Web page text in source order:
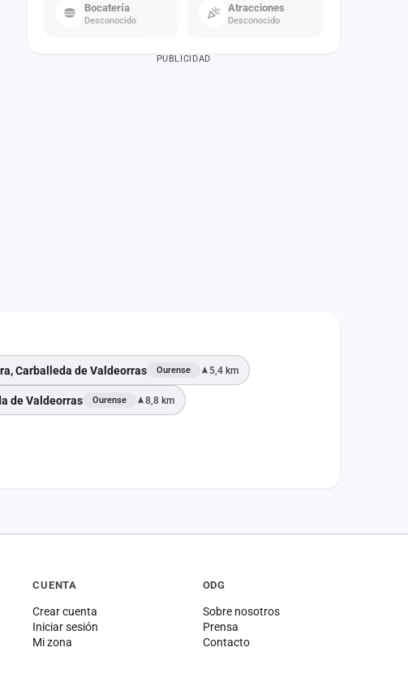
Bocatería
Desconocido
Atracciones
Desconocido
PUBLICIDAD
Carballeda de Valdeorras Ourense 5,4 km
de Valdeorras Ourense 8,8 km
CUENTA
Crear cuenta
Iniciar sesión
Mi zona
ODG
Sobre nosotros
Prensa
Contacto